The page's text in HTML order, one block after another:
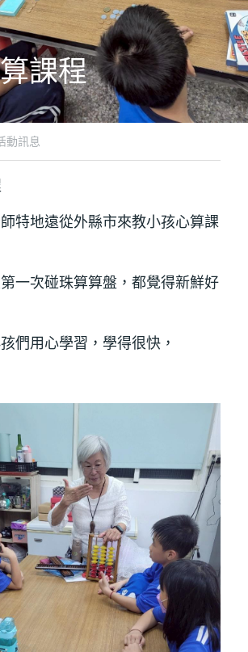
課程
動訊息
特地遠從外縣市來教小孩心算課
一次碰珠算算盤，都覺得新鮮好
們用心學習，學得很快，